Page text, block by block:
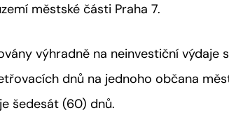
městské části Praha 7.
výhradně na neinvestiční výdaje
dnů na jednoho občana
šedesát (60) dnů.